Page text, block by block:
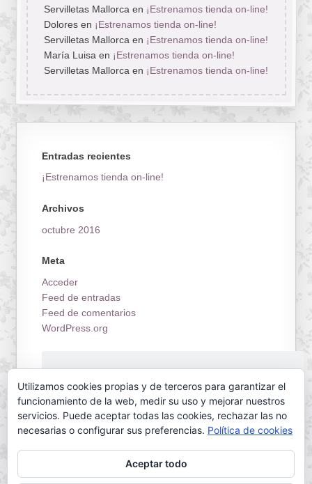
Servilletas Mallorcaen ¡Estrenamos tienda on-line!
Doloresen ¡Estrenamos tienda on-line!
Servilletas Mallorcaen ¡Estrenamos tienda on-line!
María Luisaen ¡Estrenamos tienda on-line!
Servilletas Mallorcaen ¡Estrenamos tienda on-line!
Entradas recientes
¡Estrenamos tienda on-line!
Archivos
octubre 2016
Meta
Acceder
Feed de entradas
Feed de comentarios
WordPress.org
Servilletas Mallorca © 2026. All Rights Reserved.
Utilizamos cookies propias y de terceros para garantizar el
funcionamiento de la web, medir su uso y mejorar nuestros
servicios. Puede aceptar todas las cookies, rechazar las no
necesarias o configurar sus preferencias. Política de cookies
Aceptar todo